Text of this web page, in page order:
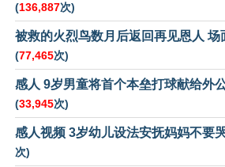
(136,887次)
被救的火烈鸟数月后返回再见恩人 场
(77,465次)
感人 9岁男童将首个本垒打球献给外
(33,945次)
感人视频 3岁幼儿设法安抚妈妈不要
次)